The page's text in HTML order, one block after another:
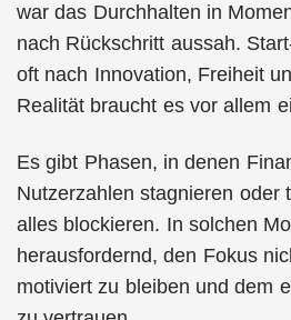
war das Durchhalten in
nach Rückschritt aussah.
oft nach Innovation, Freiheit
Realität braucht es vor allem
Es gibt Phasen, in denen
Nutzerzahlen stagnieren oder
alles blockieren. In solchen
herausfordernd, den Fokus
motiviert zu bleiben und dem